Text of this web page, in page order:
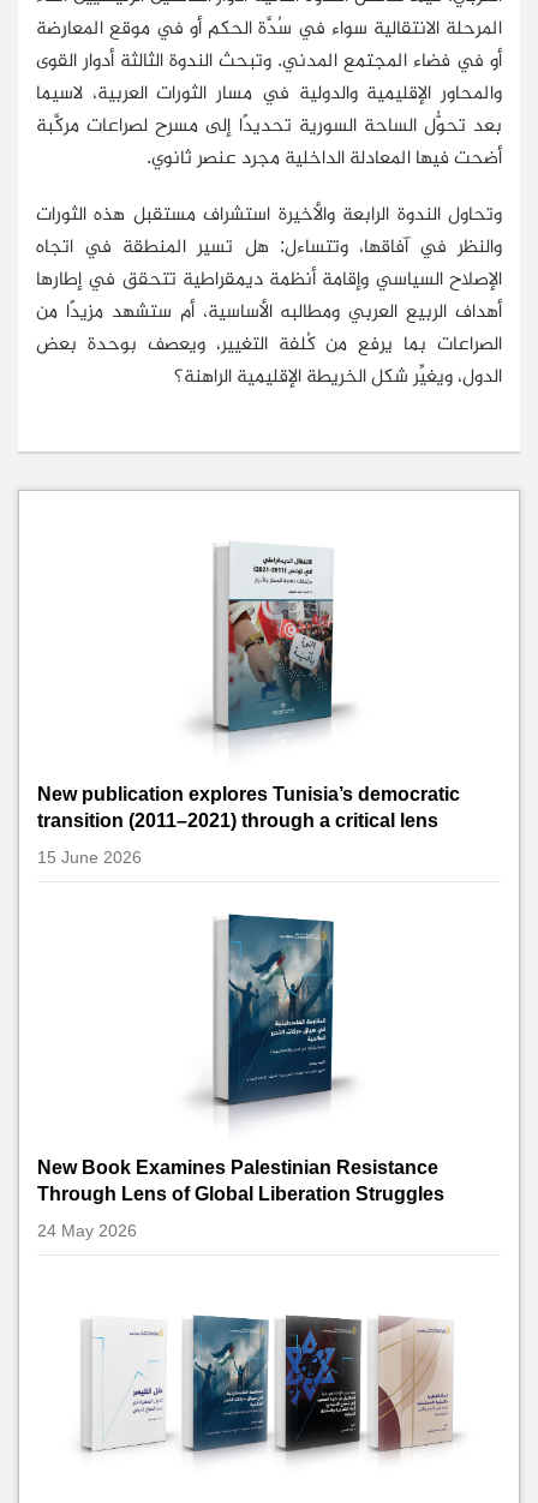
المرحلة الانتقالية سواء في سُدَّة الحكم أو في موقع المعارضة
أو في فضاء المجتمع المدني. وتبحث الندوة الثالثة أدوار القوى
والمحاور الإقليمية والدولية في مسار الثورات العربية، لاسيما
بعد تحوُّل الساحة السورية تحديدًا إلى مسرح لصراعات مركَّبة
أضحت فيها المعادلة الداخلية مجرد عنصر ثانوي.
وتحاول الندوة الرابعة والأخيرة استشراف مستقبل هذه الثورات
والنظر في آفاقها، وتتساءل: هل تسير المنطقة في اتجاه
الإصلاح السياسي وإقامة أنظمة ديمقراطية تتحقق في إطارها
أهداف الربيع العربي ومطالبه الأساسية، أم ستشهد مزيدًا من
الصراعات بما يرفع من كُلفة التغيير، ويعصف بوحدة بعض
الدول، ويغيِّر شكل الخريطة الإقليمية الراهنة؟
New publication explores Tunisia’s democratic
transition (2011–2021) through a critical lens
15 June 2026
New Book Examines Palestinian Resistance
Through Lens of Global Liberation Struggles
24 May 2026